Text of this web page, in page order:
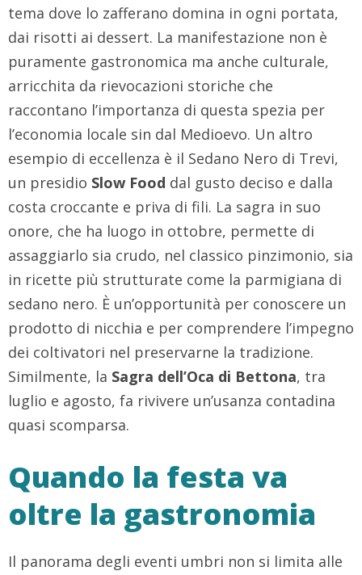
tema dove lo zafferano domina in ogni portata,
dai risotti ai dessert. La manifestazione non è
puramente gastronomica ma anche culturale,
arricchita da rievocazioni storiche che
raccontano l’importanza di questa spezia per
l’economia locale sin dal Medioevo. Un altro
esempio di eccellenza è il Sedano Nero di Trevi,
un presidio Slow Food dal gusto deciso e dalla
costa croccante e priva di fili. La sagra in suo
onore, che ha luogo in ottobre, permette di
assaggiarlo sia crudo, nel classico pinzimonio, sia
in ricette più strutturate come la parmigiana di
sedano nero. È un’opportunità per conoscere un
prodotto di nicchia e per comprendere l’impegno
dei coltivatori nel preservarne la tradizione.
Similmente, la Sagra dell’Oca di Bettona, tra
luglio e agosto, fa rivivere un’usanza contadina
quasi scomparsa.
Quando la festa va
oltre la gastronomia
Il panorama degli eventi umbri non si limita alle